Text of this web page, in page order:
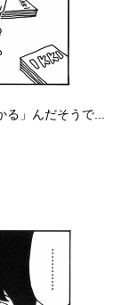
」んだそうで...